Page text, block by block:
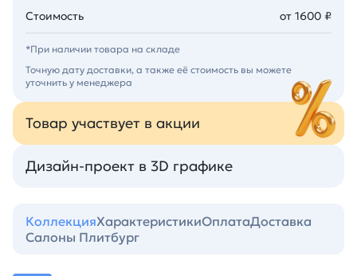
Стоимость
от 1600 ₽
*При наличии товара на складе
Точную дату доставки, а также её стоимость вы можете
уточнить у менеджера
Товар участвует в акции
Дизайн-проект в 3D графике
КоллекцияХарактеристикиОплатаДоставка
Салоны Плитбург